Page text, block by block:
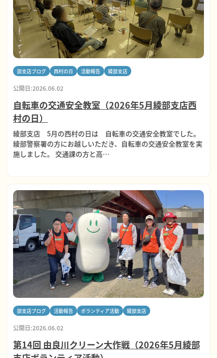
部支店ブログ 西村の日 活動報告 綾部支店
公開日:2026.06.02
自転車の交通安全教室（2026年5月綾部支店西
村の日）
綾部支店 5月の西村の日は 自転車の交通安全教室でした。
綾部警察署の方にお越しいただき、自転車の交通安全教室を実
施しました。 交通課の方と高…
部支店ブログ 活動報告 ボランティア活動 綾部支店
公開日:2026.06.02
第14回 由良川クリーン大作戦（2026年5月綾部